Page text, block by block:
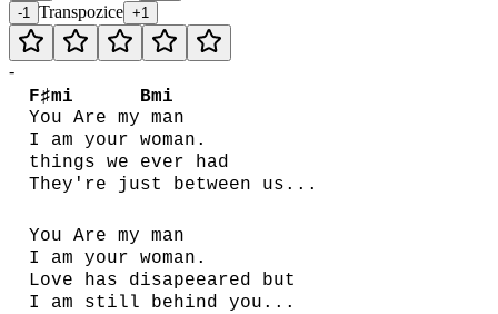
-1 Transpozice +1
-
F♯mi
You Are my
Bmi
man
I am your woman.
things we ever had
They're just between us...
You Are my man
I am your woman.
Love has disapeeared but
I am still behind you...